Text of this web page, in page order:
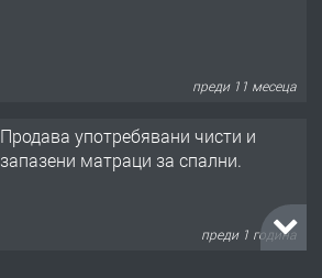
преди 11 месеца
Продава употребявани чисти и
запазени матраци за спални.
преди 1 година